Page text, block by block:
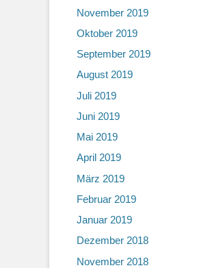
November 2019
Oktober 2019
September 2019
August 2019
Juli 2019
Juni 2019
Mai 2019
April 2019
März 2019
Februar 2019
Januar 2019
Dezember 2018
November 2018